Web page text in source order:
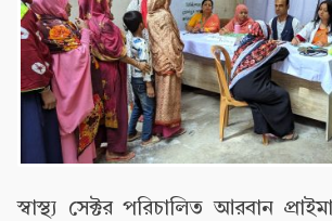
স্বাস্থ্য সেক্টর পরিচালিত আরবান